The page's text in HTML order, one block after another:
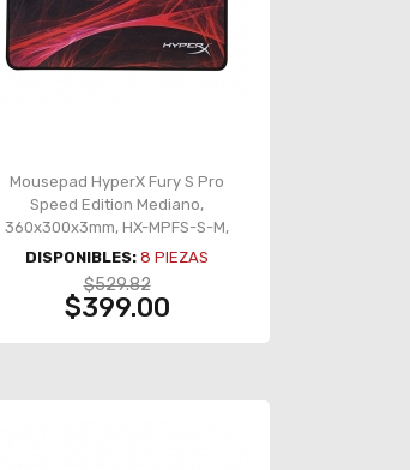
Mousepad HyperX Fury S Pro
Speed Edition Mediano,
360x300x3mm, HX-MPFS-S-M,
4P5Q7AA
DISPONIBLES: 8 PIEZAS
$529.82
$399.00